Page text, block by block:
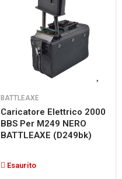
BATTLEAXE
Caricatore Elettrico 2000
BBS Per M249 NERO
BATTLEAXE (d249bk)
Esaurito